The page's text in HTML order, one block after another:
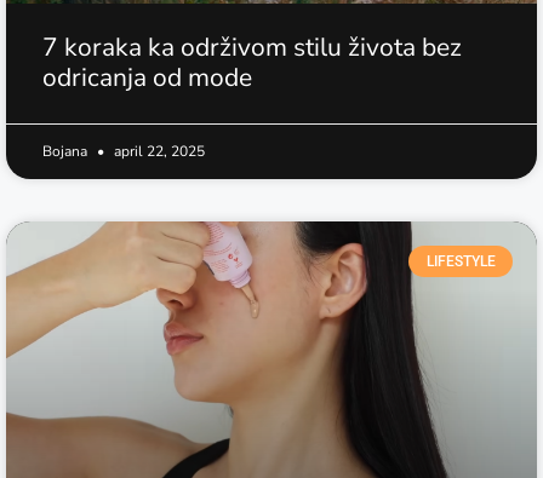
7 koraka ka održivom stilu života bez
odricanja od mode
Bojana april 22, 2025
LIFESTYLE